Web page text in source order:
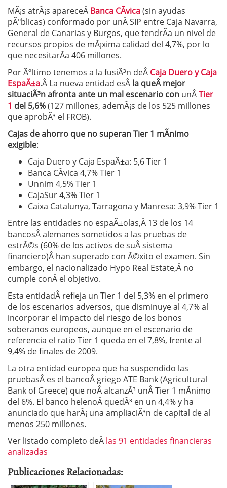
MÃ¡s atrÃ¡s apareceÂ Banca CÃ­vica(sin ayudas
pÃºblicas) conformado por unÂ SIP entre Caja Navarra,
General de Canarias y Burgos, que tendrÃ­a un nivel de
recursos propios de mÃ¡xima calidad del 4,7%, por lo
que necesitarÃ­a 406 millones.
Por Ãºltimo tenemos a la fusiÃ³n deÂ Caja Duero y Caja
EspaÃ±a.Â La nueva entidad esÂ la queÂ mejor
situaciÃ³n afronta ante un mal escenario con unÂTier
1 del 5,6%(127 millones, ademÃ¡s de los 525 millones
que aprobÃ³ el FROB).
Cajas de ahorro que no superan Tier 1 mÃ­nimo
exigible:
Caja Duero y Caja EspaÃ±a: 5,6 Tier 1
Banca CÃ­vica 4,7% Tier 1
Unnim 4,5% Tier 1
CajaSur 4,3% Tier 1
Caixa Catalunya, Tarragona y Manresa: 3,9% Tier 1
Entre las entidades no espaÃ±olas,Â 13 de los 14
bancosÂ alemanes sometidos a las pruebas de
estrÃ©s (60% de los activos de suÂ sistema
financiero)Â han superado con Ã©xito el examen. Sin
embargo, el nacionalizado Hypo Real Estate,Â no
cumple conÂ el objetivo.
Esta entidadÂ refleja un Tier 1 del 5,3% en el primero
de los escenarios adversos, que disminuye al 4,7% al
incorporar el impacto del riesgo de los bonos
soberanos europeos, aunque en el escenario de
referencia el ratio Tier 1 queda en el 7,8%, frente al
9,4% de finales de 2009.
La otra entidad europea que ha suspendido las
pruebasÂ es el bancoÂ griego ATE Bank (Agricultural
Bank of Greece) que noÂ alcanzÃ³ unÂ Tier 1 mÃ­nimo
del 6%. El banco helenoÂ quedÃ³ en un 4,4% y ha
anunciado que harÃ¡ una ampliaciÃ³n de capital de al
menos 250 millones.
Ver listado completo deÂ las 91 entidades financieras
analizadas
Publicaciones Relacionadas: